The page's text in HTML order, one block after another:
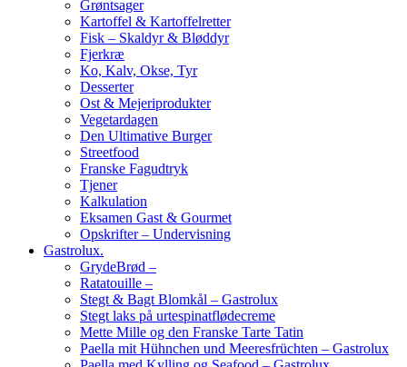
Grøntsager
Kartoffel & Kartoffelretter
Fisk – Skaldyr & Bløddyr
Fjerkræ
Ko, Kalv, Okse, Tyr
Desserter
Ost & Mejeriprodukter
Vegetardagen
Den Ultimative Burger
Streetfood
Franske Fagudtryk
Tjener
Kalkulation
Eksamen Gast & Gourmet
Opskrifter – Undervisning
Gastrolux.
GrydeBrød –
Ratatouille –
Stegt & Bagt Blomkål – Gastrolux
Stegt laks på urtespinatflødecreme
Mette Mille og den Franske Tarte Tatin
Paella mit Hühnchen und Meeresfrüchten – Gastrolux